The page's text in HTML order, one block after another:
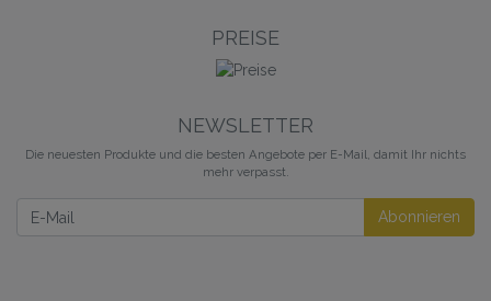
PREISE
NEWSLETTER
Die neuesten Produkte und die besten Angebote per E-Mail, damit Ihr nichts
mehr verpasst.
Abonnieren